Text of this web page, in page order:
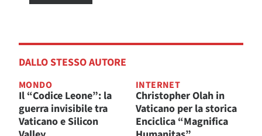
DALLO STESSO AUTORE
MONDO
Il “Codice Leone”: la
guerra invisibile tra
Vaticano e Silicon
INTERNET
Christopher Olah in
Vaticano per la storica
Enciclica “Magnifica